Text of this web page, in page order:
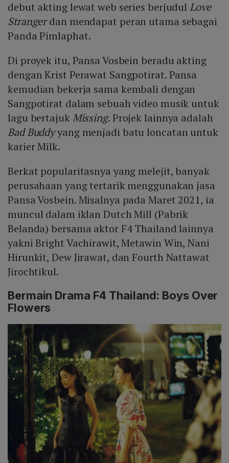
debut akting lewat web series berjudul Love
Strangerdan mendapat peran utama sebagai
Panda Pimlaphat.
Di proyek itu, Pansa Vosbein beradu akting
dengan Krist Perawat Sangpotirat. Pansa
kemudian bekerja sama kembali dengan
Sangpotirat dalam sebuah video musik untuk
lagu bertajuk Missing. Projek lainnya adalah
Bad Buddyyang menjadi batu loncatan untuk
karier Milk.
Berkat popularitasnya yang melejit, banyak
perusahaan yang tertarik menggunakan jasa
Pansa Vosbein. Misalnya pada Maret 2021, ia
muncul dalam iklan Dutch Mill (Pabrik
Belanda) bersama aktor F4 Thailand lainnya
yakni Bright Vachirawit, Metawin Win, Nani
Hirunkit, Dew Jirawat, dan Fourth Nattawat
Jirochtikul.
Bermain Drama F4 Thailand: Boys Over
Flowers